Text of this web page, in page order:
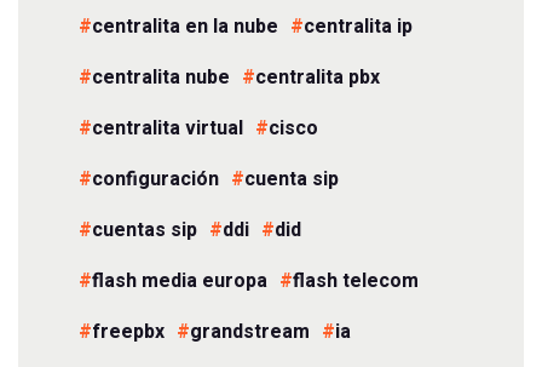
centralita en la nube
centralita ip
centralita nube
centralita pbx
centralita virtual
cisco
configuración
cuenta sip
cuentas sip
ddi
did
flash media europa
flash telecom
freepbx
grandstream
ia